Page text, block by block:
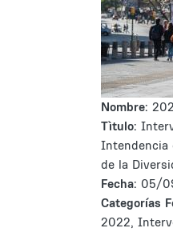
Nombre:
Tìtulo:
Intendencia
de la
Fecha: 05/
Categorías
2022,